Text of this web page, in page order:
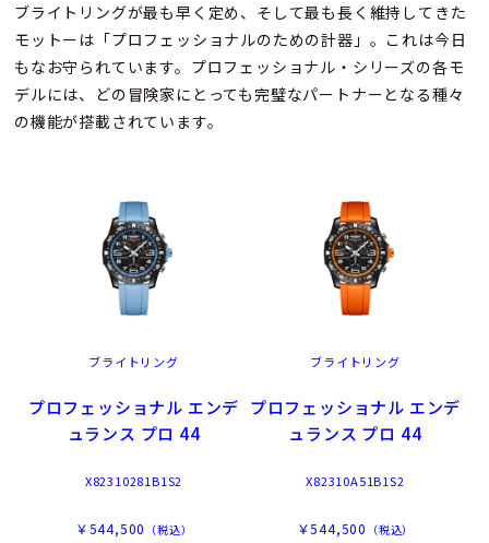
ブライトリングが最も早く定め、そして最も長く維持してきた
モットーは「プロフェッショナルのための計器」。これは今日
もなお守られています。プロフェッショナル・シリーズの各モ
デルには、どの冒険家にとっても完璧なパートナーとなる種々
の機能が搭載されています。
ブライトリング
プロフェッショナル エンデ
ュランス プロ 44
X82310281B1S2
￥544,500 （税込）
ブライトリング
プロフェッショナル エンデ
ュランス プロ 44
X82310A51B1S2
￥544,500 （税込）